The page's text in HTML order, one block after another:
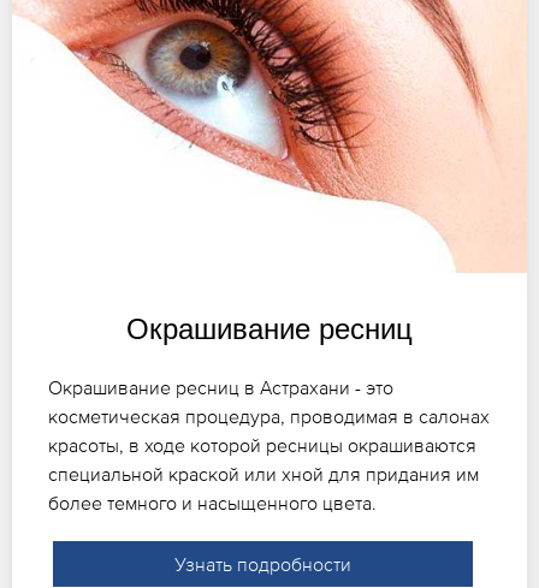
Окрашивание ресниц
Окрашивание ресниц в Астрахани - это
косметическая процедура, проводимая в салонах
красоты, в ходе которой ресницы окрашиваются
специальной краской или хной для придания им
более темного и насыщенного цвета.
Узнать подробности